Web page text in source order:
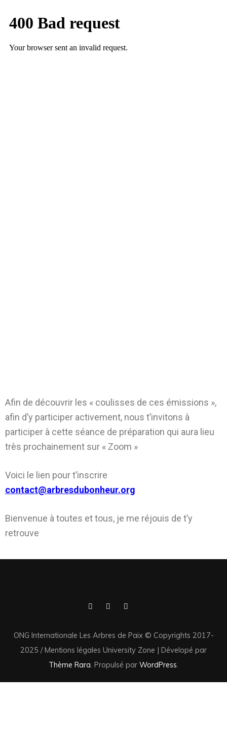
Afin de découvrir les « coulisses de ces émissions »,
afin d’y participer activement, nous t’invitons à
participer à cette séance de préparation qui aura lieu
très prochainement sur « Zoom »
Voici le lien pour t’inscrire
contact@arbresdubonheur.org
Bienvenue à toutes et tous, je me réjouis de t’y
retrouve
ONG Internationale Les Arbres de Paix © Copyrights 2017-
2025 / Mentions légales University Zone | Dévelopé par
Thème Rara. Propulsé par WordPress.